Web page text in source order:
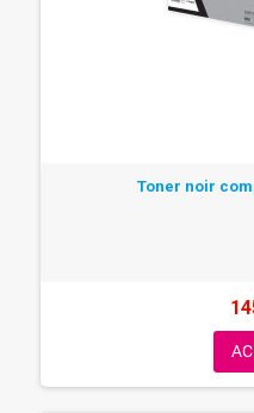
Toner noir